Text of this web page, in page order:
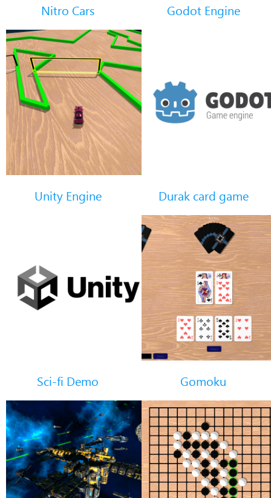
Nitro Cars Godot Engine
Unity Engine Durak card game
Sci-fi Demo Gomoku